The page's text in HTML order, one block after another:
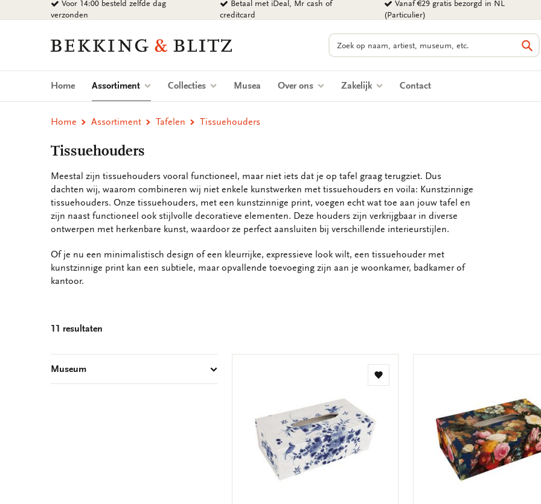
naar
Voor 14:00 besteld zelfde dag
verzonden
Betaal met iDeal, Mr cash of
creditcard
Vanaf €29 gratis bezorgd in NL
(Particulier)
Bekking
Blitz
Uitgevers
Zoeken
Home Assortiment (current)Collecties Musea Over ons Zakelijk Contact
Home Assortiment Tafelen Tissuehouders
Tissuehouders
Meestal zijn tissuehouders vooral functioneel, maar niet iets dat je op tafel graag terugziet. Dus
dachten wij, waarom combineren wij niet enkele kunstwerken met tissuehouders en voila: Kunstzinnige
tissuehouders. Onze tissuehouders, met een kunstzinnige print, voegen echt wat toe aan jouw tafel en
zijn naast functioneel ook stijlvolle decoratieve elementen. Deze houders zijn verkrijgbaar in diverse
ontwerpen met herkenbare kunst, waardoor ze perfect aansluiten bij verschillende interieurstijlen.
Of je nu een minimalistisch design of een kleurrijke, expressieve look wilt, een tissuehouder met
kunstzinnige print kan een subtiele, maar opvallende toevoeging zijn aan je woonkamer, badkamer of
kantoor.
11 resultaten
Museum
Toevoegen